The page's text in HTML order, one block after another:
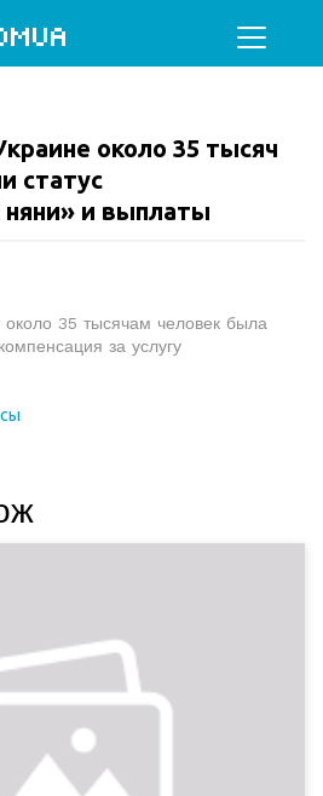
около 35 тысяч
статус
и выплаты
35 тысячам человек была
за услугу